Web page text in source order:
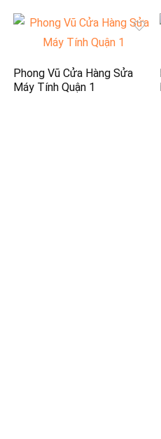
Phong Vũ Cửa Hàng Sửa
Máy Tính Quận 1